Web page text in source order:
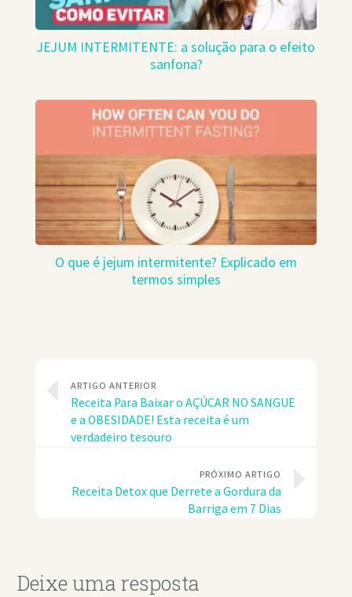
JEJUM INTERMITENTE: a solução para o efeito
sanfona?
O que é jejum intermitente? Explicado em
termos simples
ARTIGO ANTERIOR
Receita Para Baixar o AÇÚCAR NO SANGUE
e a OBESIDADE! Esta receita é um
verdadeiro tesouro
PRÓXIMO ARTIGO
Receita Detox que Derrete a Gordura da
Barriga em 7 Dias
Deixe uma resposta